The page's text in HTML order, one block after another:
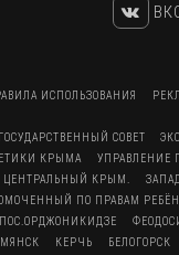
ИСПОЛЬЗОВАНИЯ
ГОСУДАРСТВЕННЫЙ СОВЕТ
КРЫМА УПРАВЛЕНИЕ
ЦЕНТРАЛЬНЫЙ КРЫМ.
ПО ПРАВАМ
ПОС.ОРДЖОНИКИДЗЕ
КЕРЧЬ БЕЛОГОРСК